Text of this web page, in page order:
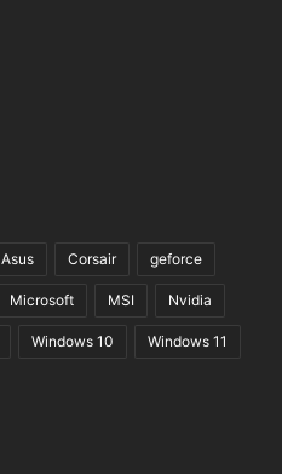
Asus Corsair geforce
Microsoft MSI Nvidia
Windows 10 Windows 11